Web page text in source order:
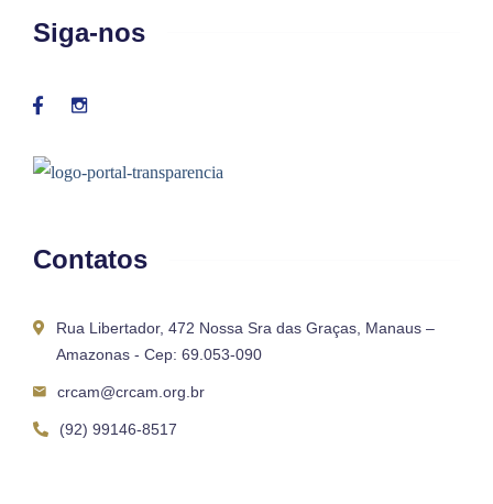
Siga-nos
Contatos
Rua Libertador, 472 Nossa Sra das Graças, Manaus –
Amazonas - Cep: 69.053-090
crcam@crcam.org.br
(92) 99146-8517